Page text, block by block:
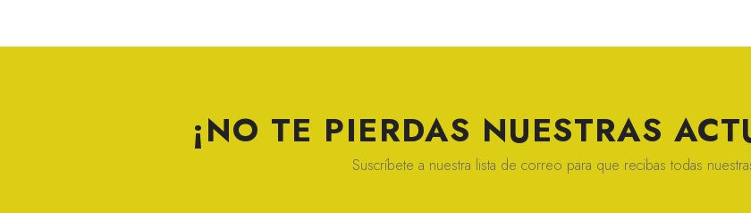
¡NO TE PIERDAS NUESTRAS
Suscríbete a nuestra lista de correo para que recibas todas